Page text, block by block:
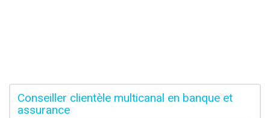
Conseiller clientèle multicanal en banque et
assurance